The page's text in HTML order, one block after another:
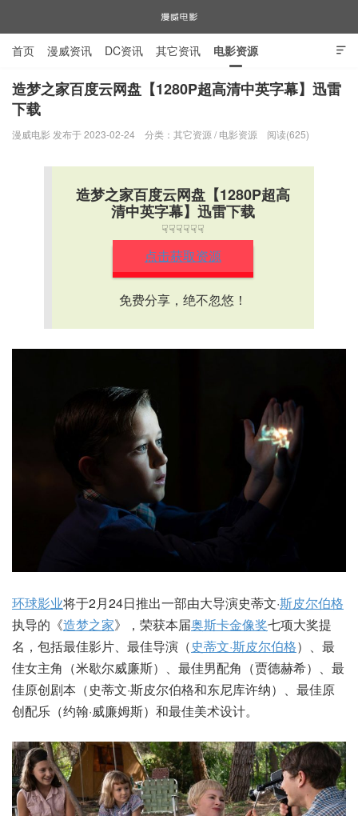
漫威电影

首页 漫威资讯 DC资讯 其它资讯 电影资源
电视剧资源 漫威图片
造梦之家百度云网盘【1280P超高清中英字幕】迅雷
下载
漫威电影 发布于 2023-02-24 分类： 其它资源 / 电影资源 阅读(625)
造梦之家百度云网盘【1280P超高
清中英字幕】迅雷下载
☟☟☟☟☟☟
点击获取资源
免费分享，绝不忽悠！
环球影业将于2月24日推出一部由大导演史蒂文·斯皮尔伯格
执导的《造梦之家》，荣获本届奥斯卡金像奖七项大奖提
名，包括最佳影片、最佳导演（史蒂文·斯皮尔伯格）、最
佳女主角（米歇尔威廉斯）、最佳男配角（贾德赫希）、最
佳原创剧本（史蒂文·斯皮尔伯格和东尼库许纳）、最佳原
创配乐（约翰·威廉姆斯）和最佳美术设计。